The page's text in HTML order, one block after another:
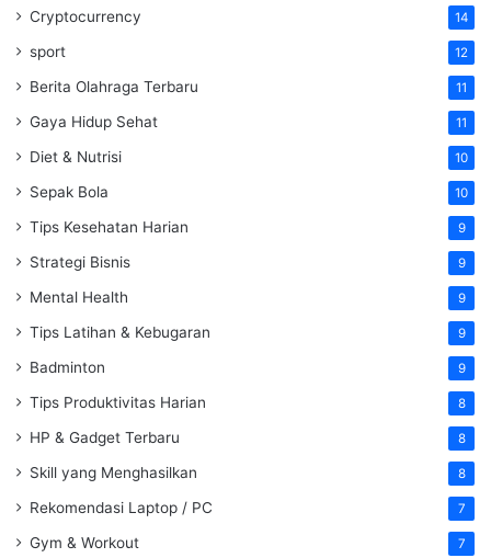
Cryptocurrency 14
sport 12
Berita Olahraga Terbaru 11
Gaya Hidup Sehat 11
Diet & Nutrisi 10
Sepak Bola 10
Tips Kesehatan Harian 9
Strategi Bisnis 9
Mental Health 9
Tips Latihan & Kebugaran 9
Badminton 9
Tips Produktivitas Harian 8
HP & Gadget Terbaru 8
Skill yang Menghasilkan 8
Rekomendasi Laptop / PC 7
Gym & Workout 7